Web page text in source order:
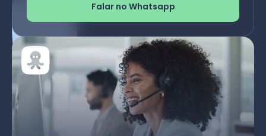
Falar no Whatsapp